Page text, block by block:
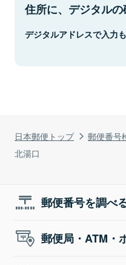
日本郵便トップ 郵便番号
北湯口
住所に、デジタルの
デジタルアドレスで入力
郵便番号を調べ
郵便局・ATM・